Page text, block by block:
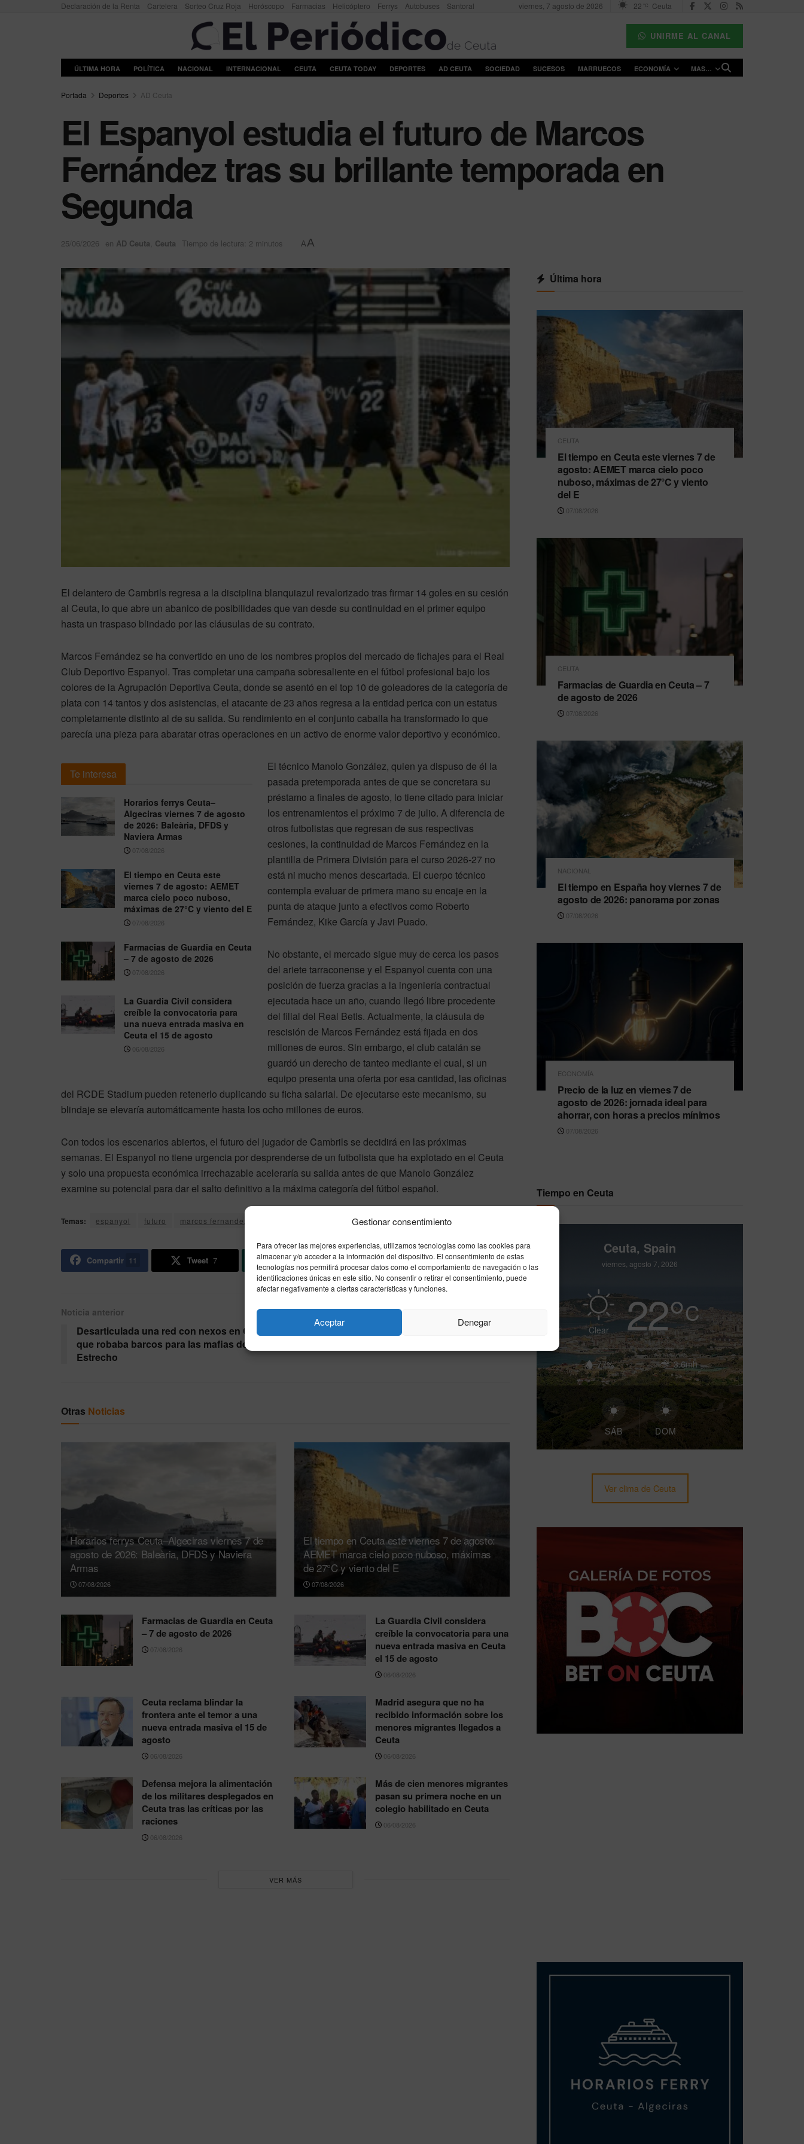
Gestionar consentimiento
Para ofrecer las mejores experiencias, utilizamos tecnologías como las cookies para
almacenar y/o acceder a la información del dispositivo. El consentimiento de estas
tecnologías nos permitirá procesar datos como el comportamiento de navegación o las
identificaciones únicas en este sitio. No consentir o retirar el consentimiento, puede
afectar negativamente a ciertas características y funciones.
Aceptar Denegar
Declaración de la Renta Cartelera Sorteo Cruz Roja Horóscopo Farmacias Helicóptero Ferrys Autobuses Santoral viernes, 7 agosto de 2026 22 °C Ceuta
UNIRME AL CANAL
ÚLTIMA HORA POLÍTICA NACIONAL INTERNACIONAL CEUTA CEUTA TODAY DEPORTES AD CEUTA SOCIEDAD SUCESOS MARRUECOS ECONOMÍA MAS…
Portada Deportes AD Ceuta
El Espanyol estudia el futuro de Marcos
Fernández tras su brillante temporada en
Segunda
25/06/2026 en AD Ceuta, Ceuta Tiempo de lectura: 2 minutos AA
El delantero de Cambrils regresa a la disciplina blanquiazul revalorizado tras firmar 14 goles en su cesión
al Ceuta, lo que abre un abanico de posibilidades que van desde su continuidad en el primer equipo
hasta un traspaso blindado por las cláusulas de su contrato.
Marcos Fernández se ha convertido en uno de los nombres propios del mercado de fichajes para el Real
Club Deportivo Espanyol. Tras completar una campaña sobresaliente en el fútbol profesional bajo los
colores de la Agrupación Deportiva Ceuta, donde se asentó en el top 10 de goleadores de la categoría de
plata con 14 tantos y dos asistencias, el atacante de 23 años regresa a la entidad perica con un estatus
completamente distinto al de su salida. Su rendimiento en el conjunto caballa ha transformado lo que
parecía una pieza para abaratar otras operaciones en un activo de enorme valor deportivo y económico.
Te interesa
Horarios ferrys Ceuta–
Algeciras viernes 7 de agosto
de 2026: Baleària, DFDS y
Naviera Armas
07/08/2026
El tiempo en Ceuta este
viernes 7 de agosto: AEMET
marca cielo poco nuboso,
máximas de 27°C y viento del E
07/08/2026
Farmacias de Guardia en Ceuta
– 7 de agosto de 2026
07/08/2026
La Guardia Civil considera
creíble la convocatoria para
una nueva entrada masiva en
Ceuta el 15 de agosto
06/08/2026
El técnico Manolo González, quien ya dispuso de él la
pasada pretemporada antes de que se concretara su
préstamo a finales de agosto, lo tiene citado para iniciar
los entrenamientos el próximo 7 de julio. A diferencia de
otros futbolistas que regresan de sus respectivas
cesiones, la continuidad de Marcos Fernández en la
plantilla de Primera División para el curso 2026-27 no
está ni mucho menos descartada. El cuerpo técnico
contempla evaluar de primera mano su encaje en la
punta de ataque junto a efectivos como Roberto
Fernández, Kike García y Javi Puado.
No obstante, el mercado sigue muy de cerca los pasos
del ariete tarraconense y el Espanyol cuenta con una
posición de fuerza gracias a la ingeniería contractual
ejecutada hace un año, cuando llegó libre procedente
del filial del Real Betis. Actualmente, la cláusula de
rescisión de Marcos Fernández está fijada en dos
millones de euros. Sin embargo, el club catalán se
guardó un derecho de tanteo mediante el cual, si un
equipo presenta una oferta por esa cantidad, las oficinas
del RCDE Stadium pueden retenerlo duplicando su ficha salarial. De ejecutarse este mecanismo, su
blindaje se elevaría automáticamente hasta los ocho millones de euros.
Con todos los escenarios abiertos, el futuro del jugador de Cambrils se decidirá en las próximas
semanas. El Espanyol no tiene urgencia por desprenderse de un futbolista que ha explotado en el Ceuta
y solo una propuesta económica irrechazable aceleraría su salida antes de que Manolo González
examine su potencial para dar el salto definitivo a la máxima categoría del fútbol español.
Temas: espanyol futuro marcos fernandez verano
Compartir 11 Tweet 7 Enviar Compartir Compartir 2
Noticia anterior
Desarticulada una red con nexos en Ceuta
que robaba barcos para las mafias del
Estrecho
Siguiente noticia
Ale Meléndez liderará la medular de la AD
Otras Noticias
Horarios ferrys Ceuta–Algeciras viernes 7 de
agosto de 2026: Baleària, DFDS y Naviera
Armas
07/08/2026
El tiempo en Ceuta este viernes 7 de agosto:
AEMET marca cielo poco nuboso, máximas
de 27°C y viento del E
07/08/2026
Farmacias de Guardia en Ceuta
– 7 de agosto de 2026
07/08/2026
La Guardia Civil considera
creíble la convocatoria para una
nueva entrada masiva en Ceuta
el 15 de agosto
06/08/2026
Ceuta reclama blindar la
frontera ante el temor a una
nueva entrada masiva el 15 de
agosto
06/08/2026
Madrid asegura que no ha
recibido información sobre los
menores migrantes llegados a
Ceuta
06/08/2026
Defensa mejora la alimentación
de los militares desplegados en
Ceuta tras las críticas por las
raciones
06/08/2026
Más de cien menores migrantes
pasan su primera noche en un
colegio habilitado en Ceuta
06/08/2026
VER MÁS
Última hora
CEUTA
El tiempo en Ceuta este viernes 7 de
agosto: AEMET marca cielo poco
nuboso, máximas de 27°C y viento
del E
07/08/2026
CEUTA
Farmacias de Guardia en Ceuta – 7
de agosto de 2026
07/08/2026
NACIONAL
El tiempo en España hoy viernes 7 de
agosto de 2026: panorama por zonas
07/08/2026
ECONOMÍA
Precio de la luz en viernes 7 de
agosto de 2026: jornada ideal para
ahorrar, con horas a precios mínimos
07/08/2026
Tiempo en Ceuta
Ceuta, Spain
viernes, agosto 7, 2026
Clear 22°C
77% 3.6mh
SÁB DOM
Ver clima de Ceuta